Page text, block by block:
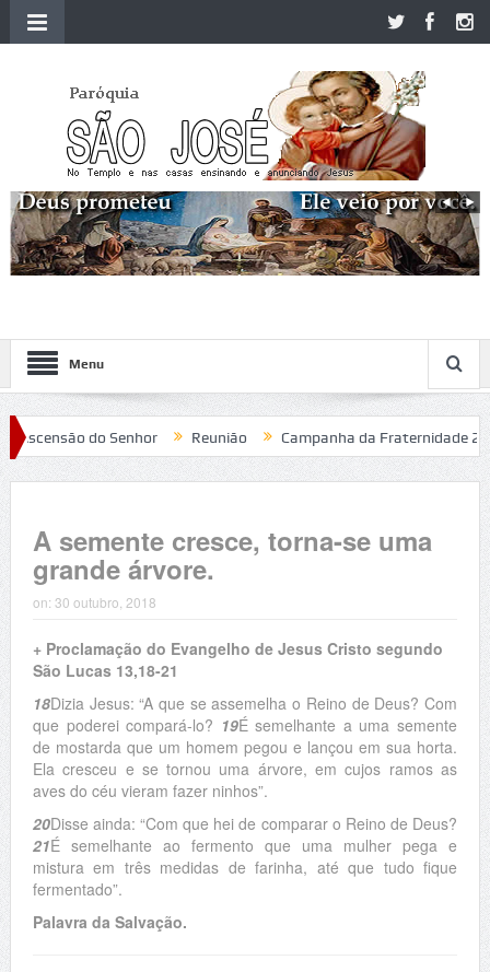
Menu
do Senhor Reunião Campanha da Fraternidade 2020
A semente cresce, torna-se uma
grande árvore.
on: 30 outubro, 2018
+ Proclamação do Evangelho de Jesus Cristo segundo
São Lucas 13,18-21
18Dizia Jesus: “A que se assemelha o Reino de Deus? Com
que poderei compará-lo? 19É semelhante a uma semente
de mostarda que um homem pegou e lançou em sua horta.
Ela cresceu e se tornou uma árvore, em cujos ramos as
aves do céu vieram fazer ninhos”.
20Disse ainda: “Com que hei de comparar o Reino de Deus?
21É semelhante ao fermento que uma mulher pega e
mistura em três medidas de farinha, até que tudo fique
fermentado”.
Palavra da Salvação.